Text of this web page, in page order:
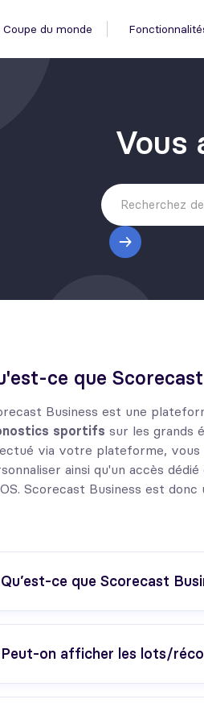
Coupe du monde
Vous
ce que
Business est une
sportifs sur les grands
via votre plateforme, vous
ainsi qu'un accès
Scorecast Business est
Qu’est-ce que Scorecast
Peut-on afficher les lots/